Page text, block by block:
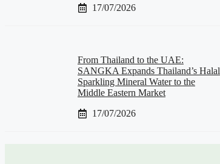
17/07/2026
From Thailand to the UAE:
SANGKA Expands Thailand’s Halal
Sparkling Mineral Water to the
Middle Eastern Market
17/07/2026